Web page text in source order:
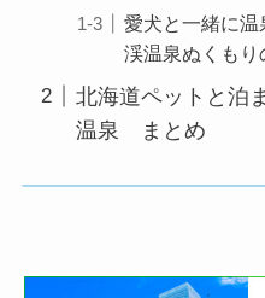
愛犬と一緒に
渓温泉ぬくもり
北海道ペットと泊
温泉 まとめ